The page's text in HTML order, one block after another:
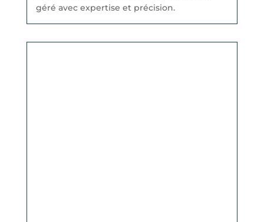
géré avec expertise et précision.